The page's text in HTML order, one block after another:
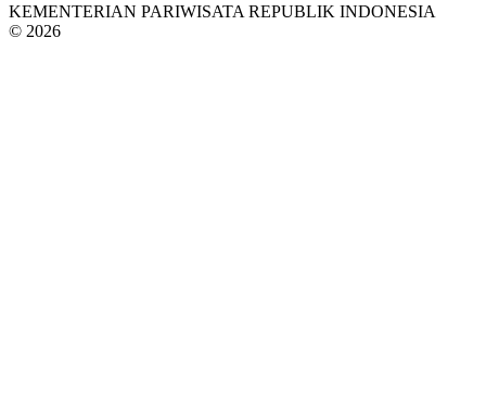
KEMENTERIAN PARIWISATA REPUBLIK INDONESIA
© 2026